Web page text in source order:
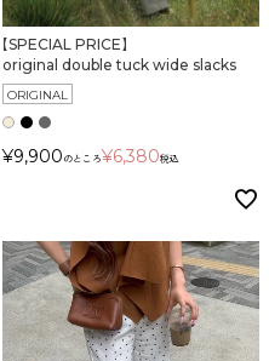
【SPECIAL PRICE】
original double tuck wide slacks
ORIGINAL
¥9,900 のところ¥6,380税込